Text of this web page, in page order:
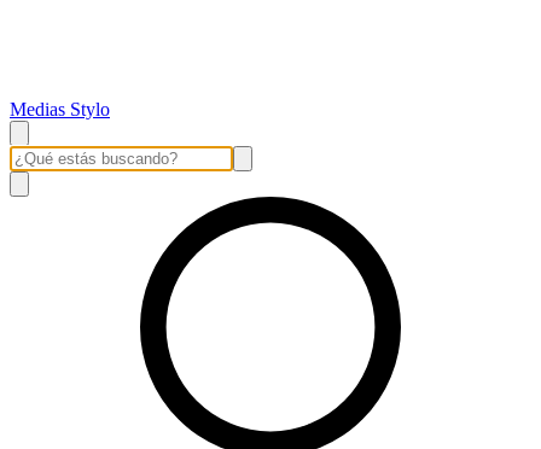
Medias Stylo